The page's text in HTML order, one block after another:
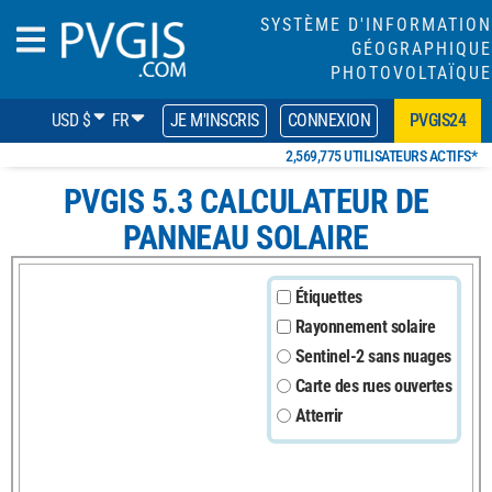
SYSTÈME D'INFORMATION
GÉOGRAPHIQUE
PHOTOVOLTAÏQUE
USD $ FR JE M'INSCRIS CONNEXION PVGIS24
2,569,775 UTILISATEURS ACTIFS*
PVGIS 5.3 CALCULATEUR DE
PANNEAU SOLAIRE
Étiquettes
Rayonnement solaire
Sentinel-2 sans nuages
Carte des rues ouvertes
Atterrir